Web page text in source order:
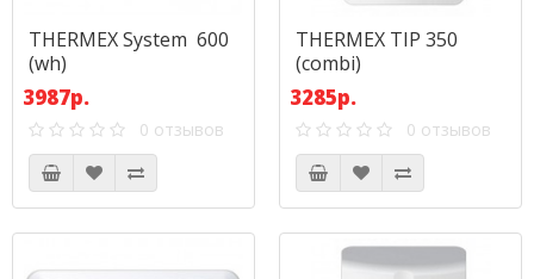
THERMEX System 600
(wh)
3987р.
0 отзывов
THERMEX TIP 350
(combi)
3285р.
0 отзывов